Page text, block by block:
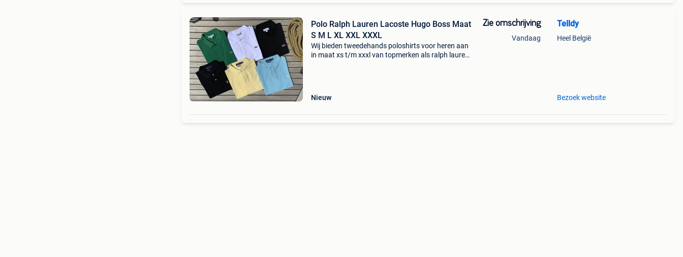
Polo Ralph Lauren Lacoste Hugo Boss Maat
S M L XL XXL XXXL
Wij bieden tweedehands poloshirts voor heren aan
in maat xs t/m xxxl van topmerken als ralph lauren,
Nieuw
Zie omschrijving
Vandaag
Telldy
Heel België
Bezoek website